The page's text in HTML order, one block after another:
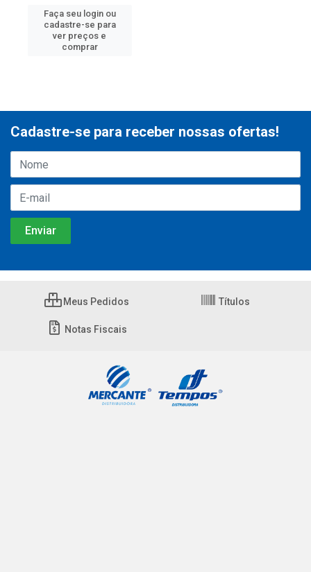
Faça seu login ou
cadastre-se para
ver preços e
comprar
Cadastre-se para receber nossas ofertas!
Meus Pedidos Títulos
Notas Fiscais